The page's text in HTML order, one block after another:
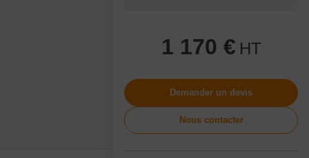
1 170 € HT
Demander un devis
Nous contacter